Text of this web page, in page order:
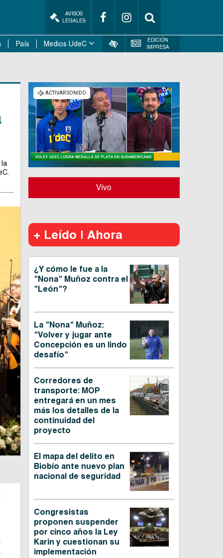
AVISOS
LEGALES
País Medios UdeC
EDICIÓN
IMPRESA
la
Vivo
+ Leído | Ahora
¿Y cómo le fue a la
"Nona" Muñoz contra el
"León"?
La "Nona" Muñoz:
"Volver y jugar ante
Concepción es un lindo
desafío"
Corredores de
transporte: MOP
entregará en un mes
más los detalles de la
continuidad del
proyecto
El mapa del delito en
Biobío ante nuevo plan
nacional de seguridad
Congresistas
proponen suspender
por cinco años la Ley
Karin y cuestionan su
implementación